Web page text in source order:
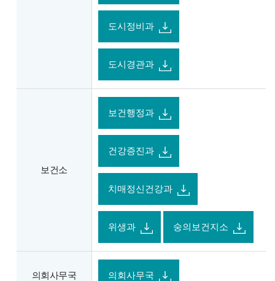
도시정비과
도시경관과
보건소
보건행정과
건강증진과
치매정신건강과
위생과 숭의보건지소
의회사무국 의회사무국